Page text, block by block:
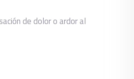
de dolor o ardor al